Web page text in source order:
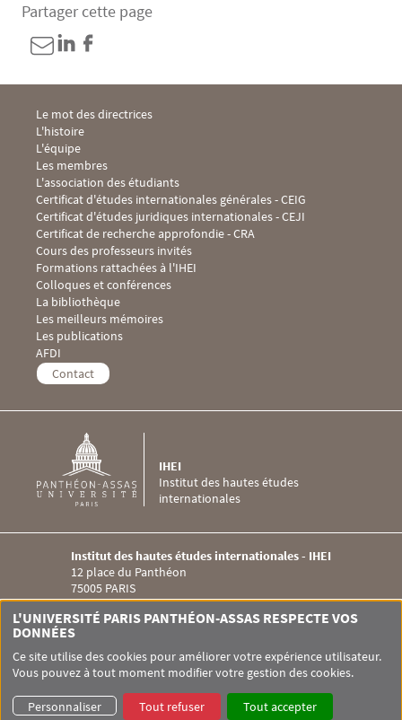
Partager cette page
Menu Footer IHEI 1
Le mot des directrices
L'histoire
L'équipe
Les membres
L'association des étudiants
Menu Footer IHEI 2
Certificat d'études internationales générales - CEIG
Certificat d'études juridiques internationales - CEJI
Certificat de recherche approfondie - CRA
Cours des professeurs invités
Formations rattachées à l'IHEI
Menu Footer IHEI 3
Colloques et conférences
La bibliothèque
Les meilleurs mémoires
Les publications
Menu Footer IHEI 4
AFDI
Contact
Institut des hautes études
internationales
IHEI
Institut des hautes études internationales - IHEI
12 place du Panthéon
75005 PARIS
Menu RS IHEI
UNIVERSITÉ PARIS-PANTHÉON-ASSAS SITEMAP
GLOSSAIRE
DONNÉES PERSONNELLES
L'UNIVERSITÉ PARIS PANTHÉON-ASSAS RESPECTE VOS
DONNÉES
Ce site utilise des cookies pour améliorer votre expérience utilisateur.
Vous pouvez à tout moment modifier votre gestion des cookies.
Personnaliser Tout refuser Tout accepter